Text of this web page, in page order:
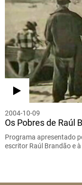
2004-10-09
Os Pobres de Raúl
Programa apresentado
escritor Raúl Brandão e